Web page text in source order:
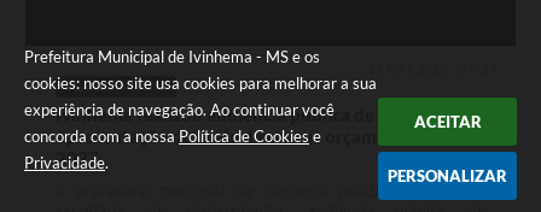
Prefeitura Municipal de Ivinhema - MS e os
cookies: nosso site usa cookies para melhorar a sua
experiência de navegação. Ao continuar você
concorda com a nossa Política de Cookies e
Privacidade.
ACEITAR
PERSONALIZAR
PLANEJAMENTO
Ivinhema realizou audiência pública de
apresentação da lei de diretrizes orçamentarias de
2027.